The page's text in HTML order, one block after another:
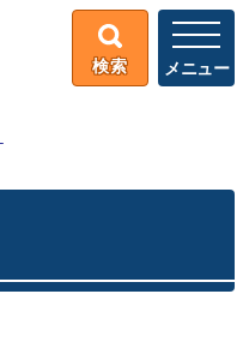
検索 メニュー